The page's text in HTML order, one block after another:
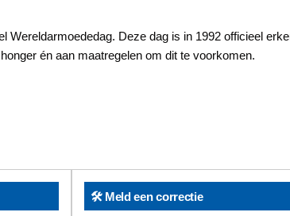
Wereldarmoededag. Deze dag is in 1992 officieel
én aan maatregelen om dit te voorkomen.
🛠️ Meld een correctie